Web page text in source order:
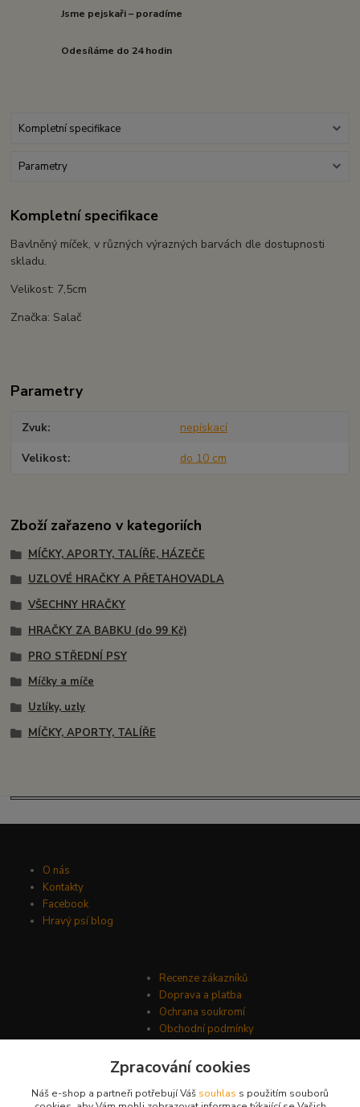
Jsme pejskaři – poradíme
Odesíláme do 24 hodin
Kompletní specifikace
Parametry
Kompletní specifikace
Bavlněný míček, v různých výrazných barvách dle dostupnosti
skladu.
Velikost: 7,5cm
Značka: Salač
Parametry
Zvuk nepískací
Velikost do 10 cm
Zboží zařazeno v kategoriích
MÍČKY, APORTY, TALÍŘE, HÁZEČE
UZLOVÉ HRAČKY A PŘETAHOVADLA
VŠECHNY HRAČKY
HRAČKY ZA BABKU (do 99 Kč)
PRO STŘEDNÍ PSY
Míčky a míče
Uzlíky, uzly
MÍČKY, APORTY, TALÍŘE
O nás
Kontakty
Facebook
Hravý psí blog
Recenze zákazníků
Doprava a platba
Ochrana soukromí
Obchodní podmínky
Zpracování cookies
Náš e-shop a partneři potřebují Váš souhlas s použitím souborů